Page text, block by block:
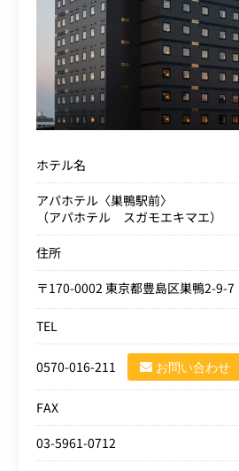
ホテル名
アパホテル〈巣鴨駅前〉
（アパホテル スガモエキマエ）
住所
〒170-0002 東京都豊島区巣鴨2-9-7
TEL
0570-016-211 お問い合わせ
FAX
03-5961-0712